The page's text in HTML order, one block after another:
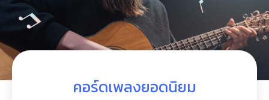
คอร์ดเพลงยอดนิยม